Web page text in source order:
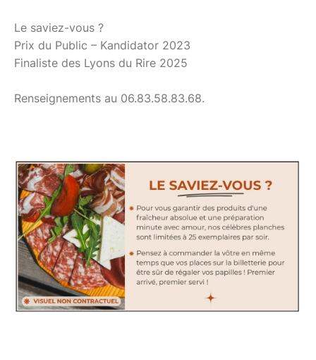
Le saviez-vous ?
Prix du Public – Kandidator 2023
Finaliste des Lyons du Rire 2025
Renseignements au 06.83.58.83.68.